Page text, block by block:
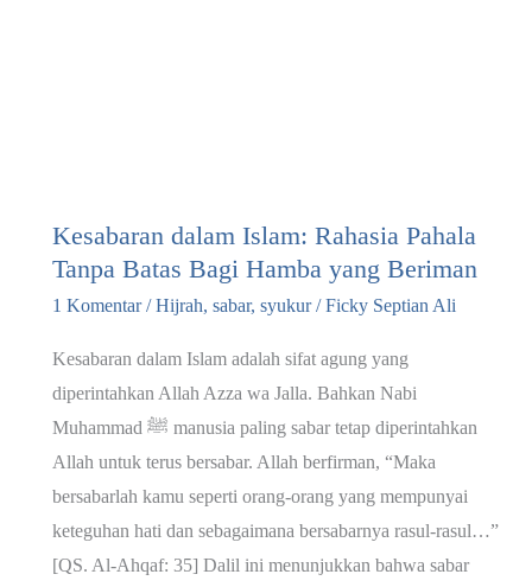
Kesabaran dalam Islam: Rahasia Pahala
Tanpa Batas Bagi Hamba yang Beriman
1 Komentar /Hijrah, sabar, syukur/Ficky Septian Ali
Kesabaran dalam Islam adalah sifat agung yang
diperintahkan Allah Azza wa Jalla. Bahkan Nabi
Muhammad ﷺ manusia paling sabar tetap diperintahkan
Allah untuk terus bersabar. Allah berfirman, “Maka
bersabarlah kamu seperti orang-orang yang mempunyai
keteguhan hati dan sebagaimana bersabarnya rasul-rasul…”
[QS. Al-Ahqaf: 35] Dalil ini menunjukkan bahwa sabar